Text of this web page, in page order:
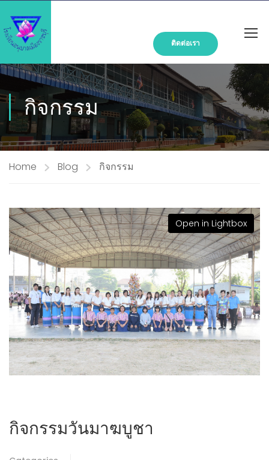
ติดต่อเรา
กิจกรรม
Home Blog กิจกรรม
Open in Lightbox
Open in Lightbox
Open in Lightbox
Open in Lightbox
Open in Lightbox
Open in Lightbox
Open in Lightbox
กิจกรรมวันมาฆบูชา